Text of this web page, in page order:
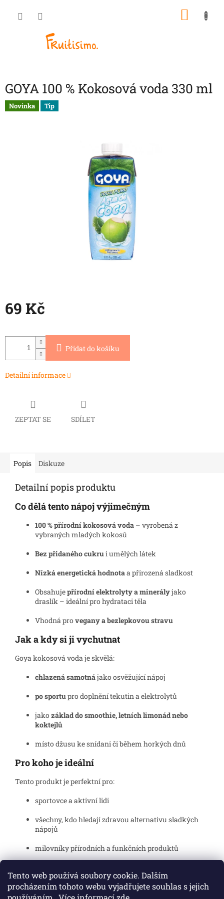
Tento web používá soubory cookie. Dalším
procházením tohoto webu vyjadřujete souhlas s jejich
GOYA 100 % Kokosová voda 330 ml
Novinka Tip
69 Kč
cena:
Přidat do košíku
Detailní informace
ZEPTAT SE SDÍLET
Popis Diskuze
Detailní popis produktu
Co dělá tento nápoj výjimečným
100 % přírodní kokosová voda – vyrobená z
vybraných mladých kokosů
Bez přidaného cukrui umělých látek
Nízká energetická hodnotaa přirozená sladkost
Obsahujepřírodní elektrolyty a minerályjako
draslík – ideální pro hydrataci těla
Vhodná provegany a bezlepkovou stravu
Jak a kdy si ji vychutnat
Goya kokosová voda je skvělá:
chlazená samotnájako osvěžující nápoj
po sportupro doplnění tekutin a elektrolytů
jakozáklad do smoothie, letních limonád nebo
koktejlů
místo džusu ke snídani či během horkých dnů
Pro koho je ideální
Tento produkt je perfektní pro:
sportovce a aktivní lidi
všechny, kdo hledají zdravou alternativu sladkých
nápojů
milovníky přírodních a funkčních produktů